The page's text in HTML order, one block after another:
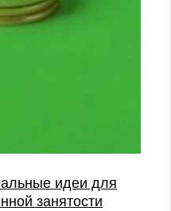
идеи для
занятости